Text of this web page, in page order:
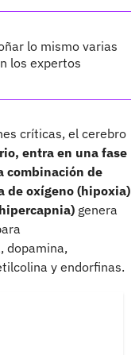
lo mismo varias
los expertos
críticas, el cerebro
entra en una fase
combinación de
de oxígeno (hipoxia)
genera
dopamina,
y endorfinas.